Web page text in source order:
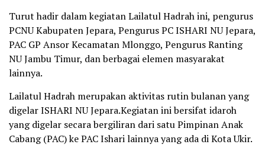
Turut hadir dalam kegiatan Lailatul Hadrah ini, pengurus
PCNU Kabupaten Jepara, Pengurus PC ISHARI NU Jepara,
PAC GP Ansor Kecamatan Mlonggo, Pengurus Ranting
NU Jambu Timur, dan berbagai elemen masyarakat
lainnya.
Lailatul Hadrah merupakan aktivitas rutin bulanan yang
digelar ISHARI NU Jepara.Kegiatan ini bersifat idaroh
yang digelar secara bergiliran dari satu Pimpinan Anak
Cabang (PAC) ke PAC Ishari lainnya yang ada di Kota Ukir.